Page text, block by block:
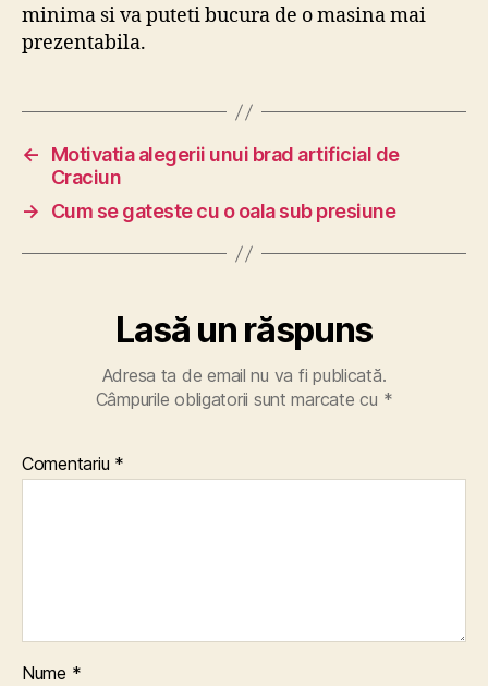
minima si va puteti bucura de o masina mai
prezentabila.
←
Motivatia alegerii unui brad artificial de
Craciun
→
Cum se gateste cu o oala sub presiune
Lasă un răspuns
Adresa ta de email nu va fi publicată.
Câmpurile obligatorii sunt marcate cu *
Comentariu *
Nume *